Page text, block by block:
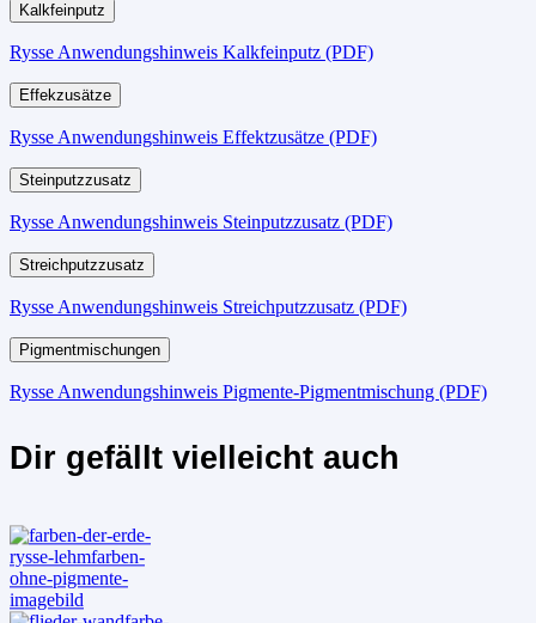
Kalkfeinputz
Rysse Anwendungshinweis Kalkfeinputz (PDF)
Effekzusätze
Rysse Anwendungshinweis Effektzusätze (PDF)
Steinputzzusatz
Rysse Anwendungshinweis Steinputzzusatz (PDF)
Streichputzzusatz
Rysse Anwendungshinweis Streichputzzusatz (PDF)
Pigmentmischungen
Rysse Anwendungshinweis Pigmente-Pigmentmischung (PDF)
Dir gefällt vielleicht auch